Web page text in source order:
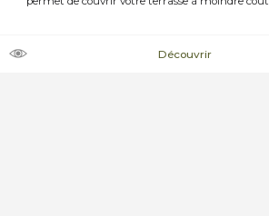
polycarbonate double peau en 16 ou 32 mm
Découvrir